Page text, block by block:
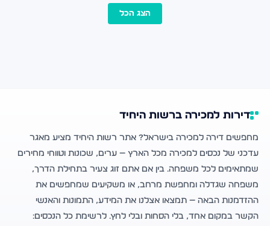
הצג הכל
דירות למכירה ברשות היחיד
מחפשים דירה למכירה בישראל? אתר רשות היחיד מציע מאגר
עדכני של נכסים למכירה מכל הארץ — ערים, שכונות וטווחי מחירים
שמתאימים לכל משפחה. בין אם אתם זוג צעיר בתחילת הדרך,
משפחה שגדלה ומחפשת מרחב, או משקיעים שמחפשים את
ההזדמנות הבאה — תמצאו אצלנו את המידע, התמונות והאנשי
הקשר במקום אחד, בלי הסחות ובלי לחץ. לרשימת כל הנכסים: